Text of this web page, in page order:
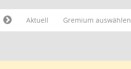
Aktuell Gremium auswählen